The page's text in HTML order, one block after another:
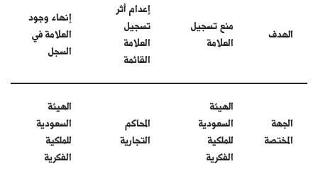
الهدف
منع تسجيل
العلامة
إعدام أثر
تسجيل
العلامة
القائمة
إنهاء وجود
العلامة في
السجل
الجهة
المختصة
الهيئة
السعودية
للملكية
الفكرية
المحاكم
التجارية
الهيئة
السعودية
للملكية
الفكرية